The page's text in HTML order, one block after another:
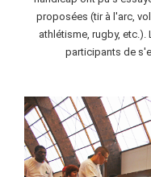
proposées (tir à l'arc,
athlétisme, rugby, etc.).
participants de